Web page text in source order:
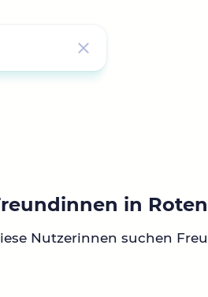
in
Nutzerinnen suchen